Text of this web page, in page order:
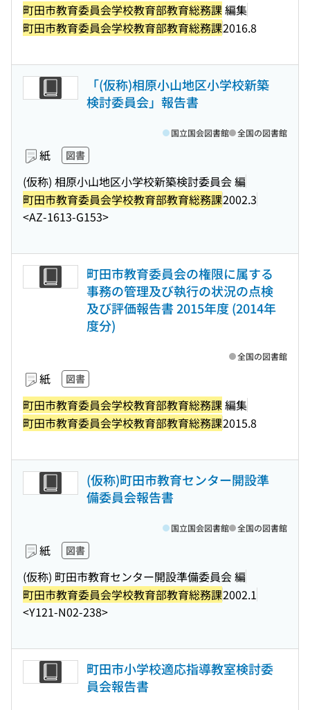
町田市教育委員会学校教育部教育総務課編集
町田市教育委員会学校教育部教育総務課2016.8
「(仮称)相原小山地区小学校新築
検討委員会」報告書
紙 図書
(仮称) 相原小山地区小学校新築検討委員会 編
町田市教育委員会学校教育部教育総務課2002.3
<AZ-1613-G153>
国立国会図書館 全国の図書館
町田市教育委員会の権限に属する
事務の管理及び執行の状況の点検
及び評価報告書 2015年度 (2014年
度分)
紙 図書
町田市教育委員会学校教育部教育総務課編集
町田市教育委員会学校教育部教育総務課2015.8
全国の図書館
(仮称)町田市教育センター開設準
備委員会報告書
紙 図書
(仮称) 町田市教育センター開設準備委員会 編
町田市教育委員会学校教育部教育総務課2002.1
<Y121-N02-238>
国立国会図書館 全国の図書館
町田市小学校適応指導教室検討委
員会報告書